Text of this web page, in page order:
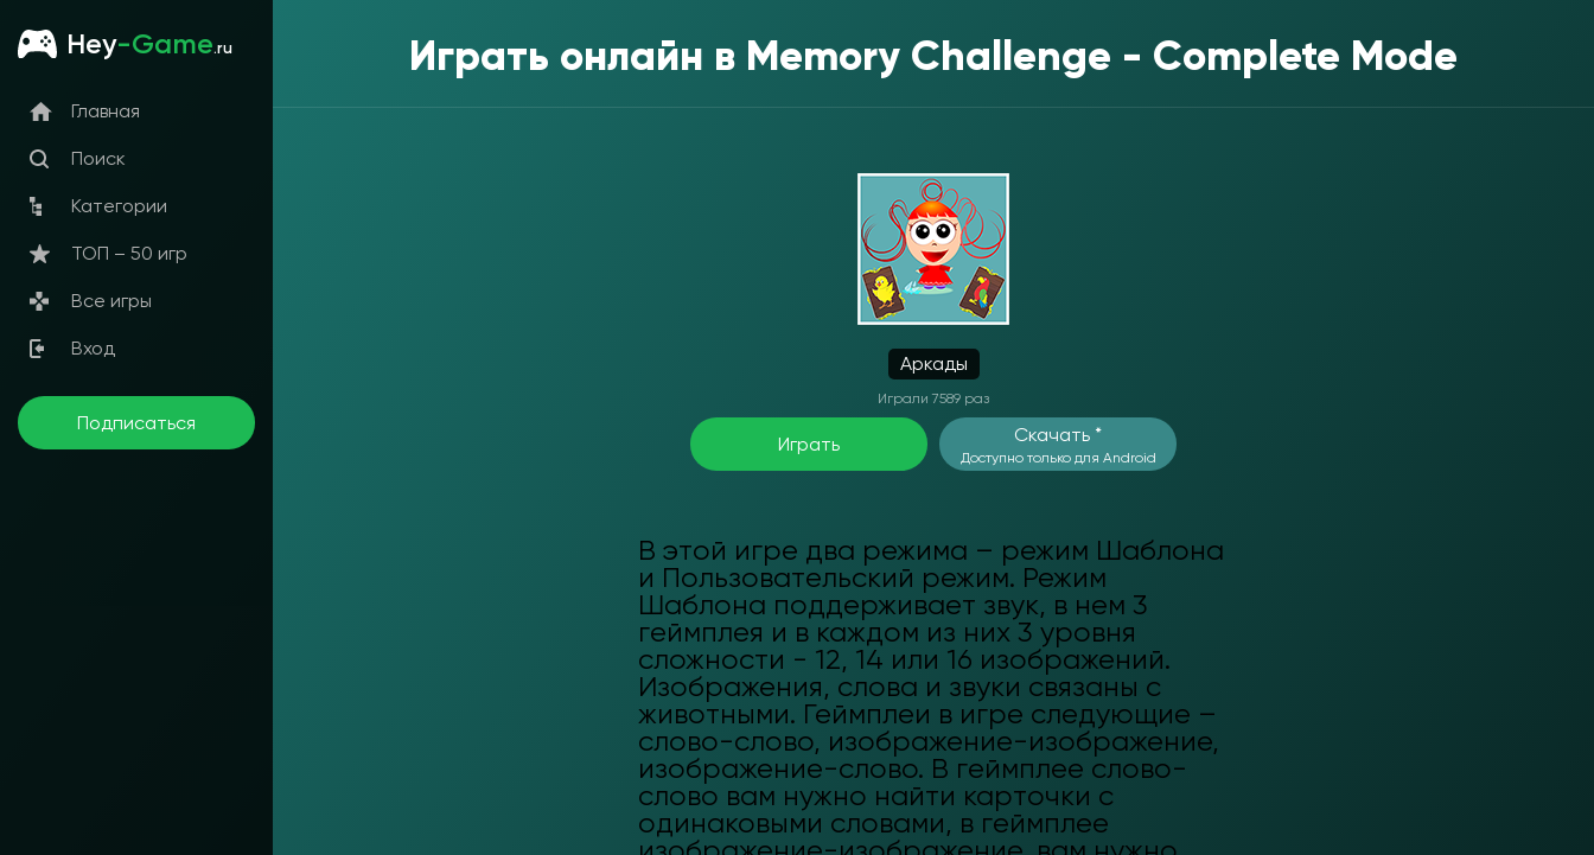
Hey-Game.ru
Главная
Поиск
Категории
ТОП – 50 игр
Все игры
Вход
Подписаться
Играть онлайн в Memory Challenge - Complete Mode
Аркады
Играли 7589 раз
Играть Скачать *
Доступно только для Android
В этой игре два режима – режим Шаблона
и Пользовательский режим. Режим
Шаблона поддерживает звук, в нем 3
геймплея и в каждом из них 3 уровня
сложности - 12, 14 или 16 изображений.
Изображения, слова и звуки связаны с
животными. Геймплеи в игре следующие –
слово-слово, изображение-изображение,
изображение-слово. В геймплее слово-
слово вам нужно найти карточки с
одинаковыми словами, в геймплее